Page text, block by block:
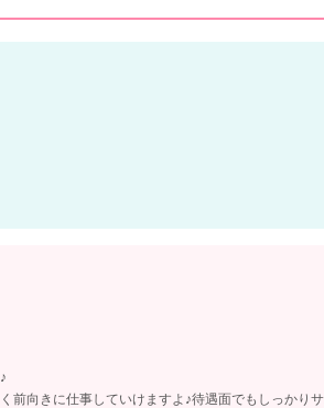
向きに仕事していけますよ♪待遇面でもしっかりサ